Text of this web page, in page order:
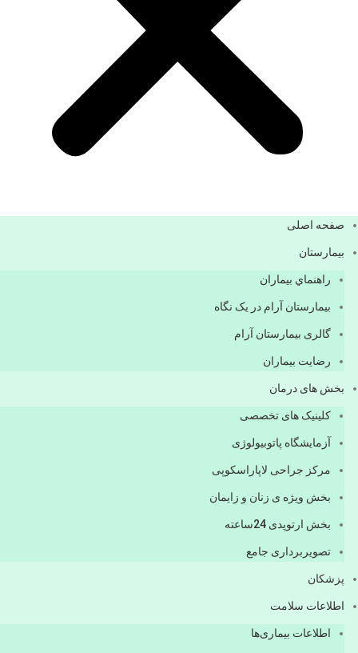
صفحه اصلی
بيمارستان
راهنماي بیماران
بیمارستان آرام در یک نگاه
گالری بیمارستان آرام
رضایت بیماران
بخش های درمان
کلینیک های تخصصی
آزمایشگاه پاتوبیولوژی
مرکز جراحی لاپاراسکوپی
بخش ویژه ی زنان و زایمان
بخش ارتوپدی 24ساعته
تصویربرداری جامع
پزشكان
اطلاعات سلامت
اطلاعات بیماری‌ها